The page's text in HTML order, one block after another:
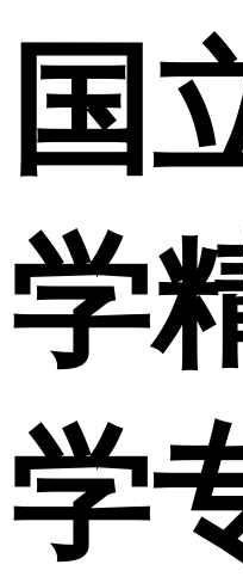
国
学
学